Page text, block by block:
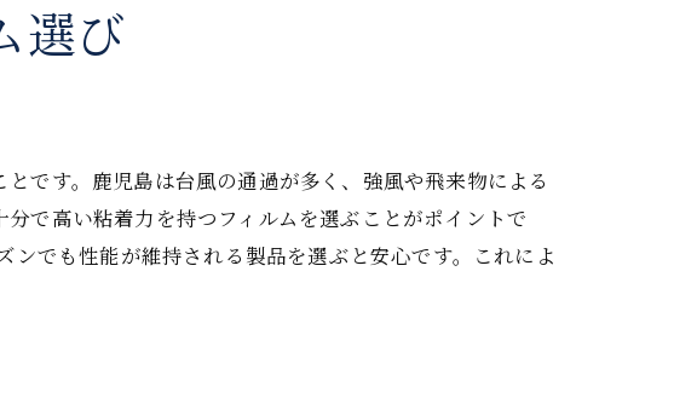
ツ
紹介
比較
ッズ比較
説
を比較
用法
選び
です。鹿児島は台風の通過が多く、強風や飛来物による
で高い粘着力を持つフィルムを選ぶことがポイントで
でも性能が維持される製品を選ぶと安心です。これによ